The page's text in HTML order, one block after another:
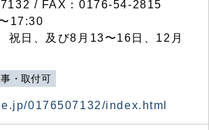
/ FAX：0176-54-2815
17:30
祝日、及び8月13〜16日、12月
・取付可
0176507132/index.html